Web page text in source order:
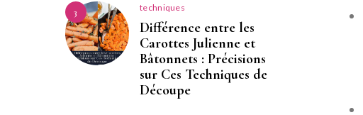
3 techniques
Différence entre les
Carottes Julienne et
Bâtonnets : Précisions
sur Ces Techniques de
Découpe